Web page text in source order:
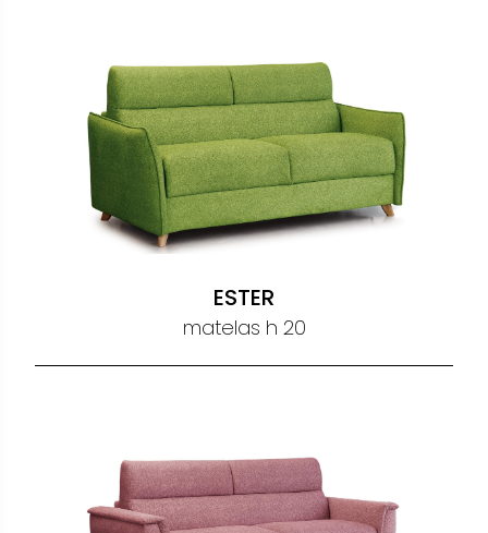
ESTER
matelas h 20